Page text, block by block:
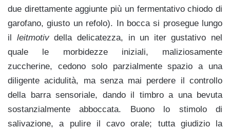
due direttamente aggiunte più un fermentativo chiodo di
garofano, giusto un refolo). In bocca si prosegue lungo
il leitmotivdella delicatezza, in un iter gustativo nel
quale le morbidezze iniziali, maliziosamente
zuccherine, cedono solo parzialmente spazio a una
diligente acidulità, ma senza mai perdere il controllo
della barra sensoriale, dando il timbro a una bevuta
sostanzialmente abboccata. Buono lo stimolo di
salivazione, a pulire il cavo orale; tutta giudizio la